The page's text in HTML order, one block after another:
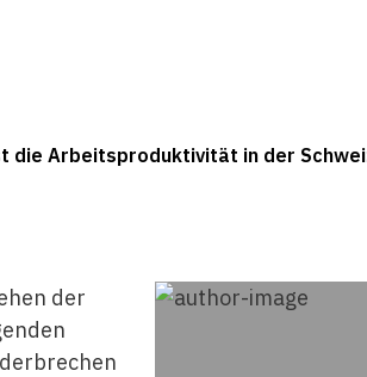
die Arbeitsproduktivität in der
der